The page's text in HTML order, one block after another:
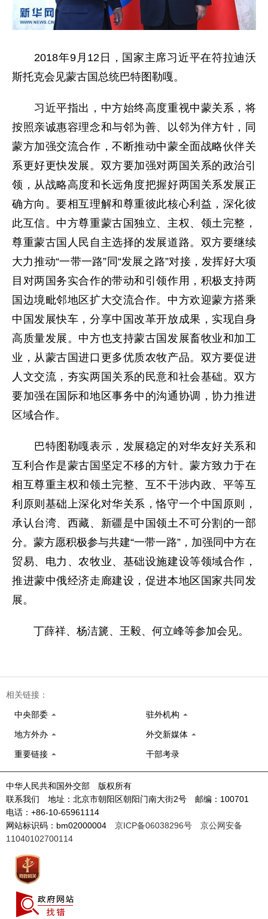
2018年9月12日，国家主席习近平在符拉迪沃
斯托克会见蒙古国总统巴特图勒嘎。
习近平指出，中方始终高度重视中蒙关系，将
按照亲诚惠容理念和与邻为善、以邻为伴方针，同
蒙方加强交流合作，不断推动中蒙全面战略伙伴关
系更好更快发展。双方要加强对两国关系的政治引
领，从战略高度和长远角度把握好两国关系发展正
确方向。要相互理解和尊重彼此核心利益，深化彼
此互信。中方尊重蒙古国独立、主权、领土完整，
尊重蒙古国人民自主选择的发展道路。双方要继续
大力推动“一带一路”同“发展之路”对接，发挥好大项
目对两国务实合作的带动和引领作用，积极支持两
国边境毗邻地区扩大交流合作。中方欢迎蒙方搭乘
中国发展快车，分享中国改革开放成果，实现自身
高质量发展。中方也支持蒙古国发展畜牧业和加工
业，从蒙古国进口更多优质农牧产品。双方要促进
人文交流，夯实两国关系的民意和社会基础。双方
要加强在国际和地区事务中的沟通协调，协力推进
区域合作。
巴特图勒嘎表示，发展稳定的对华友好关系和
互利合作是蒙古国坚定不移的方针。蒙方致力于在
相互尊重主权和领土完整、互不干涉内政、平等互
利原则基础上深化对华关系，恪守一个中国原则，
承认台湾、西藏、新疆是中国领土不可分割的一部
分。蒙方愿积极参与共建“一带一路”，加强同中方在
贸易、电力、农牧业、基础设施建设等领域合作，
推进蒙中俄经济走廊建设，促进本地区国家共同发
展。
丁薛祥、杨洁篪、王毅、何立峰等参加会见。
相关链接：
中央部委 驻外机构
地方外办 外交新媒体
重要链接 干部考录
中华人民共和国外交部 版权所有
联系我们 地址：北京市朝阳区朝阳门南大街2号 邮编：100701
电话：+86-10-65961114
网站标识码：bm02000004 京ICP备06038296号
京公网安备
11040102700114